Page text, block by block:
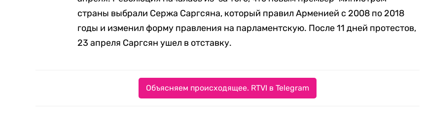
страны выбрали Сержа Саргсяна, который правил Арменией с 2008 по 2018
годы и изменил форму правления на парламентскую. После 11 дней протестов,
23 апреля Саргсян ушел в отставку.
Объясняем происходящее. RTVI в Telegram